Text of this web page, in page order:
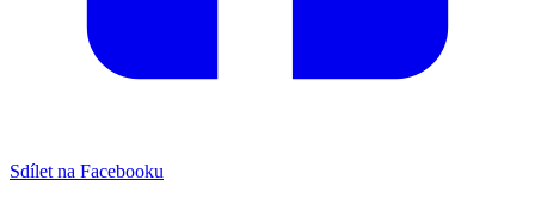
Sdílet na Facebooku